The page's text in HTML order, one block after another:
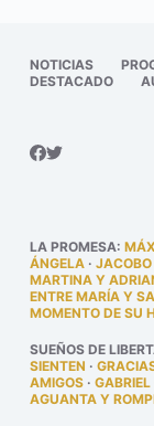
NOTICIAS
DESTACADO
LA PROMESA:
ÁNGELA· JACOBO
MARTINA Y
ENTRE MARÍA Y
MOMENTO DE SU
SUEÑOS DE
SIENTEN ·
AMIGOS·
AGUANTA Y